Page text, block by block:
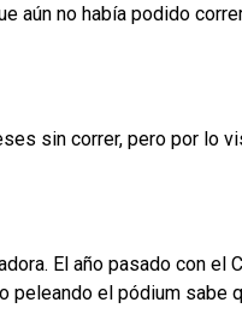
aún no había podido
sin correr, pero por lo
El año pasado con el
peleando el pódium sabe